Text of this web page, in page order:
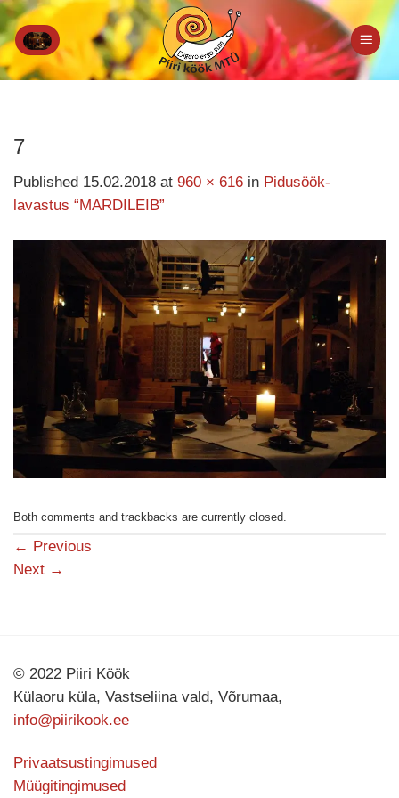
Skip
to
content
7
Published 15.02.2018 at 960 × 616 in Pidusöök-
lavastus “MARDILEIB”
Both comments and trackbacks are currently closed.
← Previous
Next →
© 2022 Piiri Köök
Külaoru küla, Vastseliina vald, Võrumaa,
info@piirikook.ee
Privaatsustingimused
Müügitingimused